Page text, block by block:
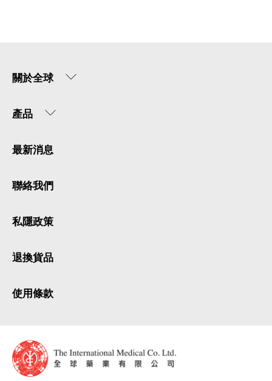
關於全球
產品
最新消息
聯絡我們
私隱政策
退換貨品
使用條款